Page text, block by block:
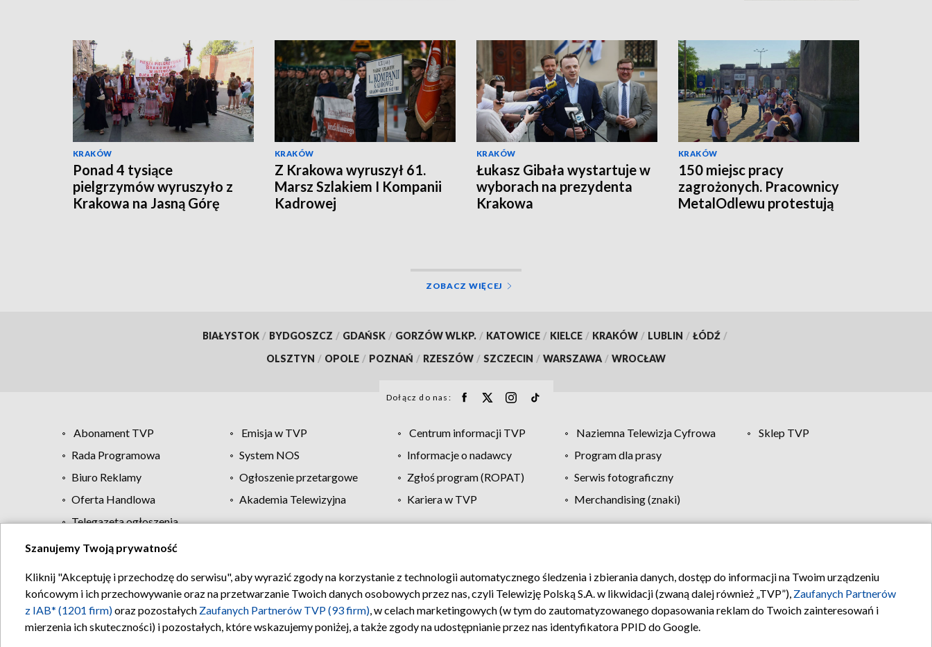
KRAKÓW
Ponad 4 tysiące
pielgrzymów wyruszyło z
Krakowa na Jasną Górę
KRAKÓW
Z Krakowa wyruszył 61.
Marsz Szlakiem I Kompanii
Kadrowej
KRAKÓW
Łukasz Gibała wystartuje w
wyborach na prezydenta
Krakowa
KRAKÓW
150 miejsc pracy
zagrożonych. Pracownicy
MetalOdlewu protestują
ZOBACZ WIĘCEJ
BIAŁYSTOK / BYDGOSZCZ / GDAŃSK / GORZÓW WLKP. / KATOWICE / KIELCE / KRAKÓW / LUBLIN / ŁÓDŹ /
OLSZTYN / OPOLE / POZNAŃ / RZESZÓW / SZCZECIN / WARSZAWA / WROCŁAW
Dołącz do nas:
Abonament TVP Emisja w TVP Centrum informacji TVP Naziemna Telewizja Cyfrowa
Sklep TVP
Rada Programowa
System NOS Informacje o nadawcy
Program dla prasy
Biuro Reklamy
Ogłoszenie przetargowe Zgłoś program (ROPAT)
Serwis fotograficzny
Oferta Handlowa
Akademia Telewizyjna Kariera w TVP
Merchandising (znaki)
Telegazeta ogłoszenia
Regulamin TVP Polityka prywatności Moje zgody Pomoc Biuro reklamy Kontakt
Szanujemy Twoją prywatność
Kliknij "Akceptuję i przechodzę do serwisu", aby wyrazić zgody na korzystanie z technologii automatycznego śledzenia i zbierania danych, dostęp do informacji na Twoim urządzeniu
końcowym i ich przechowywanie oraz na przetwarzanie Twoich danych osobowych przez nas, czyli Telewizję Polską S.A. w likwidacji (zwaną dalej również „TVP”), Zaufanych Partnerów
z IAB* (1201 firm)oraz pozostałych Zaufanych Partnerów TVP (93 firm), w celach marketingowych (w tym do zautomatyzowanego dopasowania reklam do Twoich zainteresowań i
mierzenia ich skuteczności) i pozostałych, które wskazujemy poniżej, a także zgody na udostępnianie przez nas identyfikatora PPID do Google.